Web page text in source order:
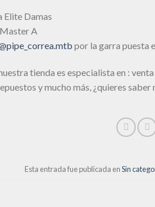
Elite Damas
A
por la garra puesta
tienda es especialista en :
y mucho más, ¿quieres
Esta entrada fue publicada enSin